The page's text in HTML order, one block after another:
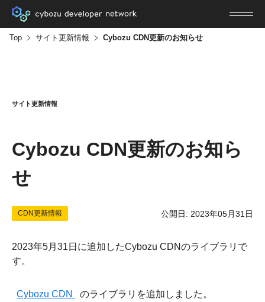
Top サイト更新情報 Cybozu CDN更新のお知らせ
サイト更新情報
Cybozu CDN更新のお知ら
せ
CDN更新情報 公開日: 2023年05月31日
2023年5月31日に追加したCybozu CDNのライブラリで
す。
Cybozu CDN
のライブラリを追加しました。